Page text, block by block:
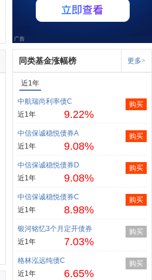
同类基金涨幅榜 更多>
近1年
中航瑞尚利率债C
近1年
9.22%
购买
中信保诚稳悦债券A
近1年
9.08%
购买
中信保诚稳悦债券D
近1年
9.08%
购买
中信保诚稳悦债券C
近1年
8.98%
购买
银河铭忆3个月定开债券
近1年
7.03%
购买
格林泓远纯债C
近1年
6.65%
购买